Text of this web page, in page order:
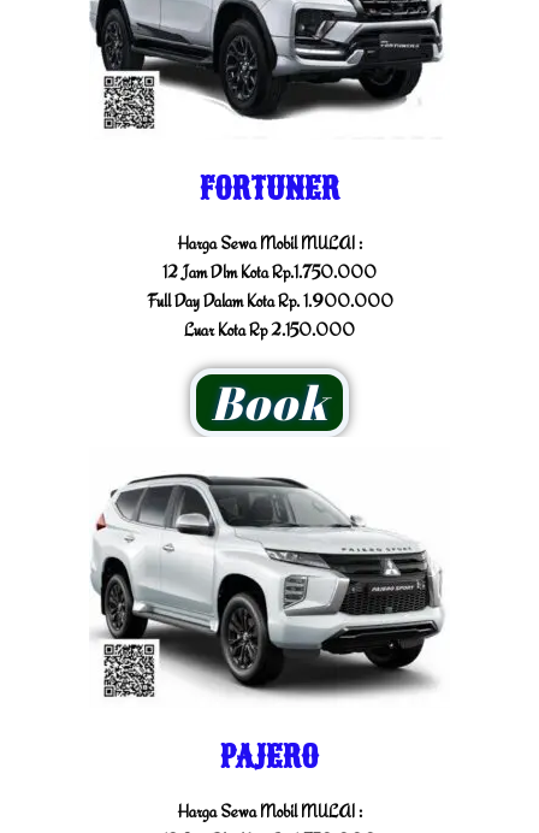
FORTUNER
Harga Sewa Mobil MULAI :
12 Jam Dlm Kota Rp.1.750.000
Full Day Dalam Kota Rp. 1.900.000
Luar Kota Rp 2.150.000
Book
PAJERO
Harga Sewa Mobil MULAI :